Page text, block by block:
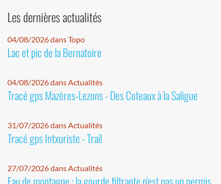
Les dernières actualités
04/08/2026 dans Topo
Lac et pic de la Bernatoire
04/08/2026 dans Actualités
Tracé gps Mazères-Lezons - Des Coteaux à la Saligue
31/07/2026 dans Actualités
Tracé gps Intxuriste - Trail
27/07/2026 dans Actualités